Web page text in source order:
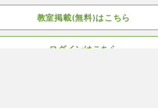
教室掲載(無料)はこちら
ログインはこちら